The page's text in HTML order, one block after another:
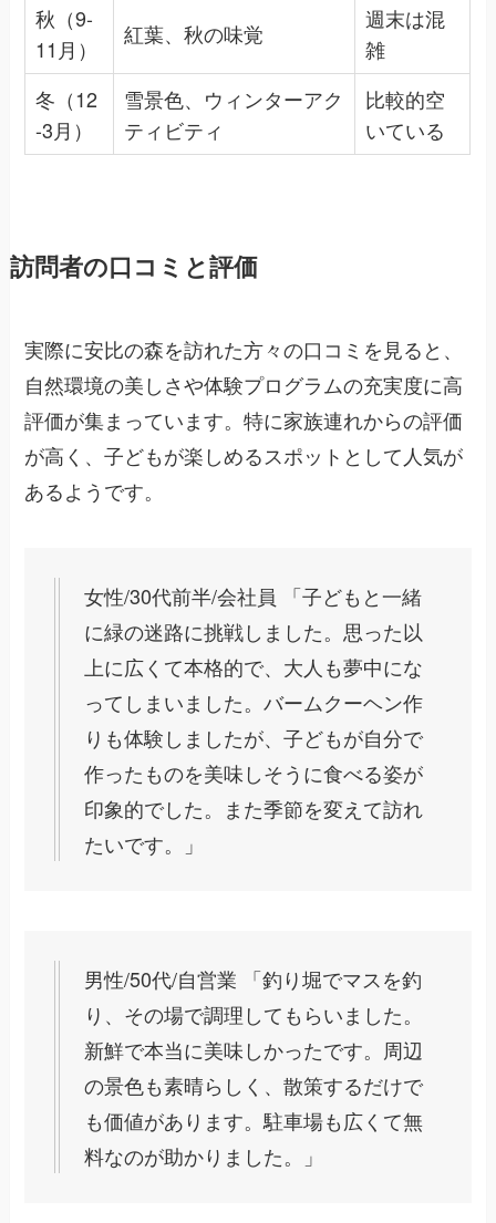
秋（9-
11月）
紅葉、秋の味覚
週末は混
雑
冬（12
-3月）
雪景色、ウィンターアク
ティビティ
比較的空
いている
訪問者の口コミと評価
実際に安比の森を訪れた方々の口コミを見ると、
自然環境の美しさや体験プログラムの充実度に高
評価が集まっています。特に家族連れからの評価
が高く、子どもが楽しめるスポットとして人気が
あるようです。
女性/30代前半/会社員 「子どもと一緒
に緑の迷路に挑戦しました。思った以
上に広くて本格的で、大人も夢中にな
ってしまいました。バームクーヘン作
りも体験しましたが、子どもが自分で
作ったものを美味しそうに食べる姿が
印象的でした。また季節を変えて訪れ
たいです。」
男性/50代/自営業 「釣り堀でマスを釣
り、その場で調理してもらいました。
新鮮で本当に美味しかったです。周辺
の景色も素晴らしく、散策するだけで
も価値があります。駐車場も広くて無
料なのが助かりました。」